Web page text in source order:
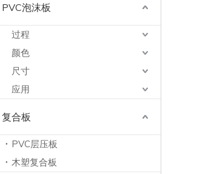
PVC泡沫板
过程
颜色
尺寸
应用
复合板
PVC层压板
木塑复合板